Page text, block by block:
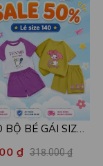
BỘ BÉ GÁI SIZE
áo bé gái từ 26-
₫ 318.000 ₫